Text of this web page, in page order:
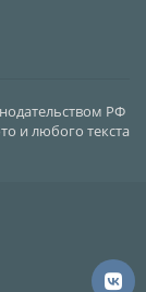
РФ
и любого текста